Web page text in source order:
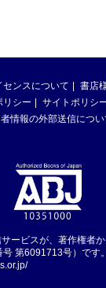
センスについて 書店
リシー サイトポリシ
情報の外部送信につい
ービスが、著作権者
第6091713号）です